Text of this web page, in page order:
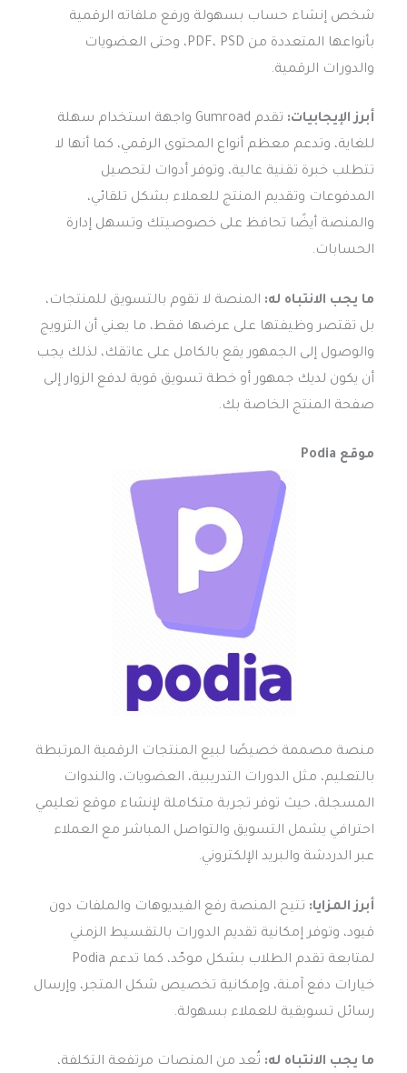
شخص إنشاء حساب بسهولة ورفع ملفاته الرقمية
بأنواعها المتعددة من PDF، PSD، وحتى العضويات
والدورات الرقمية.
أبرز الإيجابيات:
تقدم Gumroad واجهة استخدام سهلة
للغاية، وتدعم معظم أنواع المحتوى الرقمي، كما أنها لا
تتطلب خبرة تقنية عالية، وتوفر أدوات لتحصيل
المدفوعات وتقديم المنتج للعملاء بشكل تلقائي،
والمنصة أيضًا تحافظ على خصوصيتك وتسهل إدارة
الحسابات.
ما يجب الانتباه له: المنصة لا تقوم بالتسويق للمنتجات،
بل تقتصر وظيفتها على عرضها فقط، ما يعني أن الترويج
والوصول إلى الجمهور يقع بالكامل على عاتقك، لذلك يجب
أن يكون لديك جمهور أو خطة تسويق قوية لدفع الزوار إلى
صفحة المنتج الخاصة بك.
موقع Podia
منصة مصممة خصيصًا لبيع المنتجات الرقمية المرتبطة
بالتعليم، مثل الدورات التدريبية، العضويات، والندوات
المسجلة، حيث توفر تجربة متكاملة لإنشاء موقع تعليمي
احترافي يشمل التسويق والتواصل المباشر مع العملاء
عبر الدردشة والبريد الإلكتروني.
أبرز المزايا: تتيح المنصة رفع الفيديوهات والملفات دون
قيود، وتوفر إمكانية تقديم الدورات بالتقسيط الزمني
لمتابعة تقدم الطلاب بشكل موحّد، كما تدعم Podia
خيارات دفع آمنة، وإمكانية تخصيص شكل المتجر، وإرسال
رسائل تسويقية للعملاء بسهولة.
ما يجب الانتباه له: تُعد من المنصات مرتفعة التكلفة،